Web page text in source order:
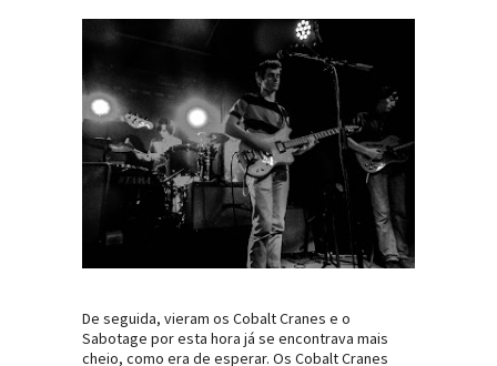
De seguida, vieram os Cobalt Cranes e o
Sabotage por esta hora já se encontrava mais
cheio, como era de esperar. Os Cobalt Cranes